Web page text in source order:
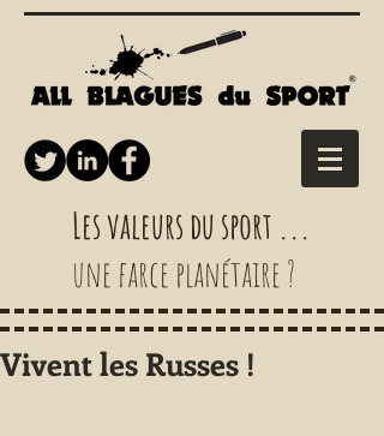
Les valeurs du sport ...
une farce planétaire ?
Vivent les Russes !